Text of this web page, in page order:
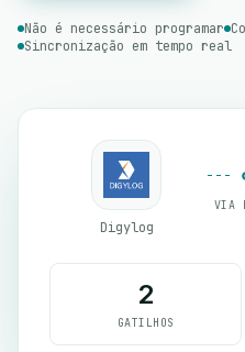
Não é necessário programar
Sincronização em tempo real
Digylog
VIA
2
GATILHOS